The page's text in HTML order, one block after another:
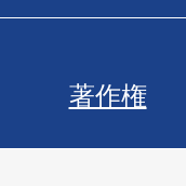
著作権